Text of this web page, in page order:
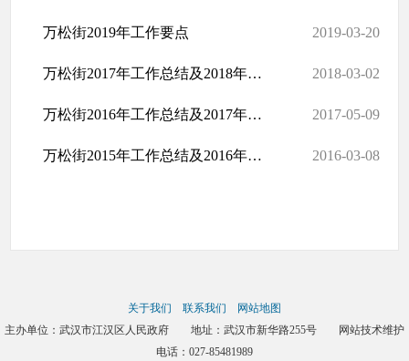
万松街2019年工作要点 2019-03-20
万松街2017年工作总结及2018年工作思路 2018-03-02
万松街2016年工作总结及2017年工作思路 2017-05-09
万松街2015年工作总结及2016年工作思路 2016-03-08
关于我们 联系我们
网站地图
主办单位：武汉市江汉区人民政府 地址：武汉市新华路255号 网站技术维护
电话：027-85481989